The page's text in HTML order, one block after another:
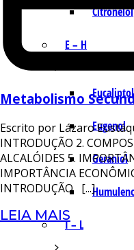
Citronelol
E – H
Eucaliptol
Eugenol
Geraniol
I – L
Metabolismo
Escrito por Lázaro
INTRODUÇÃO 2.
ALCALÓIDES 5.
IMPORTÂNCIA
INTRODUÇÃO [...]
LEIA MAIS